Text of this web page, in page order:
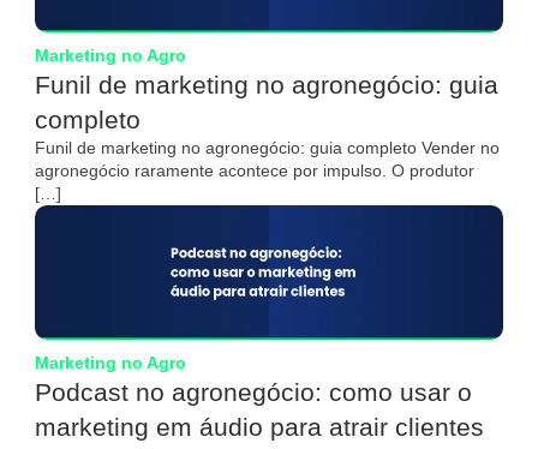
Marketing no Agro
Funil de marketing no agronegócio: guia
completo
Funil de marketing no agronegócio: guia completo Vender no
agronegócio raramente acontece por impulso. O produtor
[…]
Marketing no Agro
Podcast no agronegócio: como usar o
marketing em áudio para atrair clientes